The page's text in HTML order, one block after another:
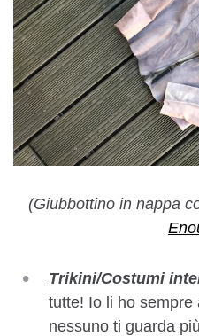
(Giubbottino in nappa
Trikini/Costumi
tutte! Io li ho
nessuno ti guarda